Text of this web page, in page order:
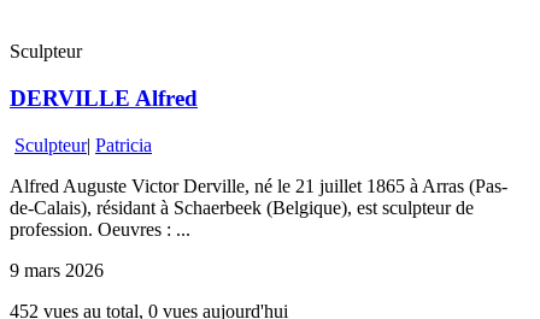
Sculpteur
DERVILLE Alfred
Sculpteur| Patricia
Alfred Auguste Victor Derville, né le 21 juillet 1865 à Arras (Pas-
de-Calais), résidant à Schaerbeek (Belgique), est sculpteur de
profession. Oeuvres : ...
9 mars 2026
452 vues au total, 0 vues aujourd'hui